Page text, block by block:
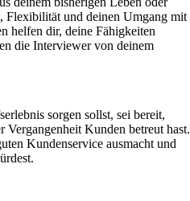
Flexibilität und deinen Umgang mit
helfen dir, deine Fähigkeiten
die Interviewer von deinem
sorgen sollst, sei bereit,
Vergangenheit Kunden betreut hast.
Kundenservice ausmacht und